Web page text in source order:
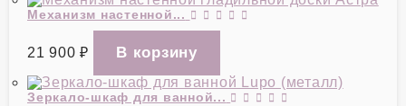
Механизм настенной...
21 900₽
Зеркало-шкаф для ванной...